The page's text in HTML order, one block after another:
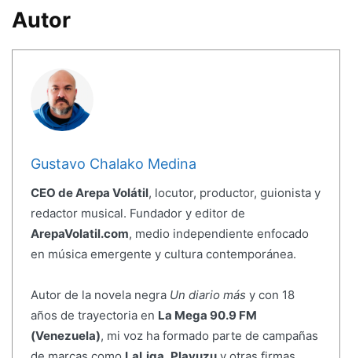
Autor
Gustavo Chalako Medina
CEO de Arepa Volátil, locutor, productor, guionista y
redactor musical. Fundador y editor de
ArepaVolatil.com, medio independiente enfocado
en música emergente y cultura contemporánea.
Autor de la novela negra Un diario más y con 18
años de trayectoria en La Mega 90.9 FM
(Venezuela), mi voz ha formado parte de campañas